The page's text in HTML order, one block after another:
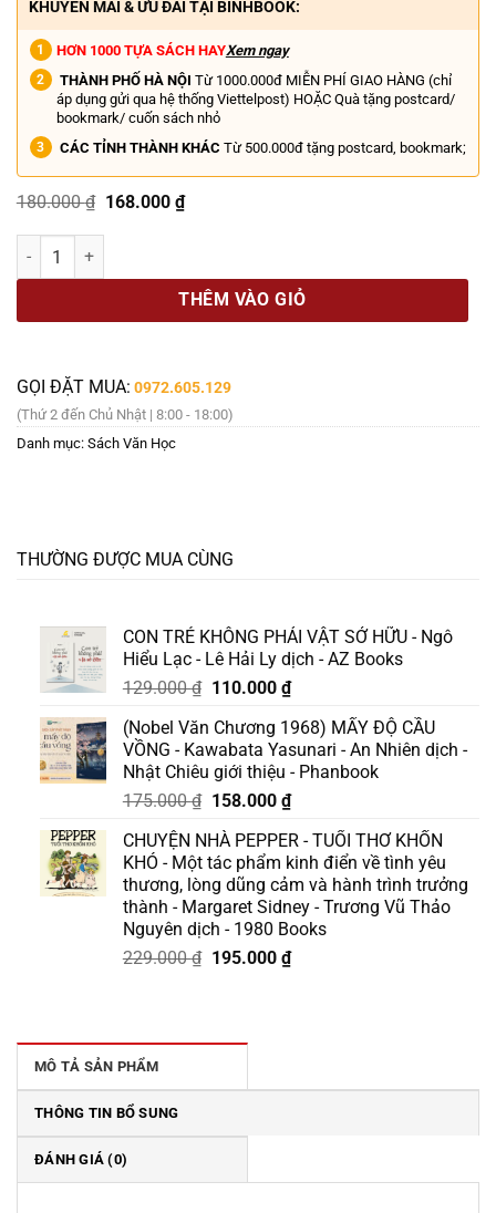
KHUYẾN MÃI & ƯU ĐÃI TẠI BINHBOOK:
HƠN 1000 TỰA SÁCH HAYXem ngay
THÀNH PHỐ HÀ NỘI Từ 1000.000đ MIỄN PHÍ GIAO HÀNG (chỉ
áp dụng gửi qua hệ thống Viettelpost) HOẶC Quà tặng postcard/
bookmark/ cuốn sách nhỏ
CÁC TỈNH THÀNH KHÁC Từ 500.000đ tặng postcard, bookmark;
180.000₫ Giá
là:
168.000 ₫Giá
[Sách Quốc gia 2025] Trên Đỉnh Giời - Y Ban – Tao Đàn số lượng
THÊM VÀO GIỎ
GỌI ĐẶT MUA: 0972.605.129
(Thứ 2 đến Chủ Nhật | 8:00 - 18:00)
Danh mục: Sách Văn Học
THƯỜNG ĐƯỢC MUA CÙNG
CON TRẺ KHÔNG PHẢI VẬT SỞ HỮU - Ngô
Hiểu Lạc - Lê Hải Ly dịch - AZ Books
129.000₫ Giá
là:
129.000 ₫.
110.000 ₫Giá
tại
là:
110.000 ₫.
(Nobel Văn Chương 1968) MẤY ĐỘ CẦU
VỒNG - Kawabata Yasunari - An Nhiên dịch -
Nhật Chiêu giới thiệu - Phanbook
175.000₫ Giá
là:
175.000 ₫.
158.000 ₫Giá
tại
là:
158.000 ₫.
CHUYỆN NHÀ PEPPER - TUỔI THƠ KHỐN
KHÓ - Một tác phẩm kinh điển về tình yêu
thương, lòng dũng cảm và hành trình trưởng
thành - Margaret Sidney - Trương Vũ Thảo
Nguyên dịch - 1980 Books
229.000₫ Giá
195.000 ₫Giá
MÔ TẢ SẢN PHẨM
THÔNG TIN BỔ SUNG
ĐÁNH GIÁ (0)